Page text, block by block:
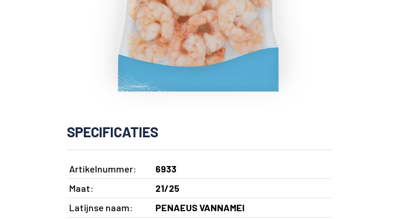
SPECIFICATIES
Artikelnummer:
6933
Maat:
21/25
Latijnse naam:
PENAEUS VANNAMEI